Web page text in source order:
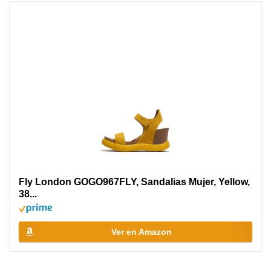
Fly London GOGO967FLY, Sandalias Mujer, Yellow,
38...
Ver en Amazon